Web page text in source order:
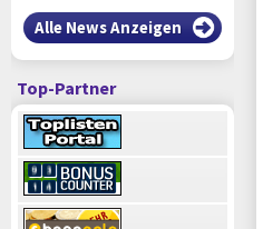
Alle News Anzeigen
Top-Partner